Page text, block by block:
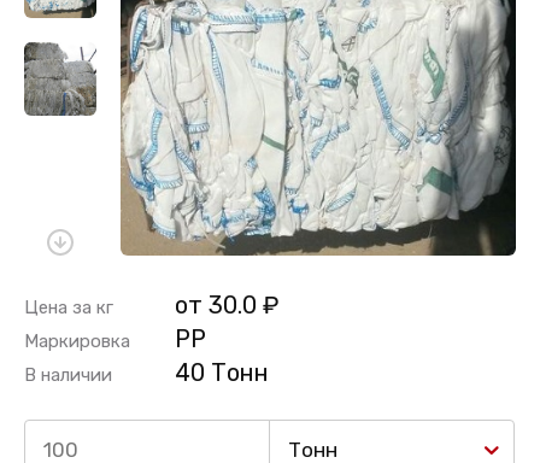
Цена за кг от 30.0 ₽
Маркировка PP
В наличии 40 Тонн
Тонн